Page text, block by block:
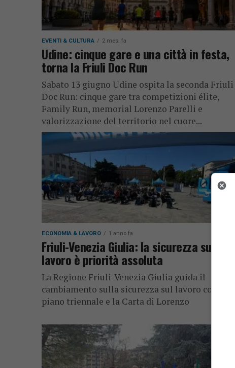
EVENTI & CULTURA 2 mesi fa
Udine: cinque gare e una città in festa,
torna la Friuli Doc Run
Sabato 13 giugno Udine ospita la seconda Friuli
Doc Run: cinque gare tra competizioni élite,
Family Run, memorial Lorenzo Parelli e
valorizzazione del territorio nel cuore...
ECONOMIA & LAVORO 1 anno fa
Friuli-Venezia Giulia: la sicurezza sul
lavoro è priorità assoluta
La Regione Friuli-Venezia Giulia guida il
cambiamento sulla sicurezza sul lavoro con un
piano triennale e la Carta di Lorenzo